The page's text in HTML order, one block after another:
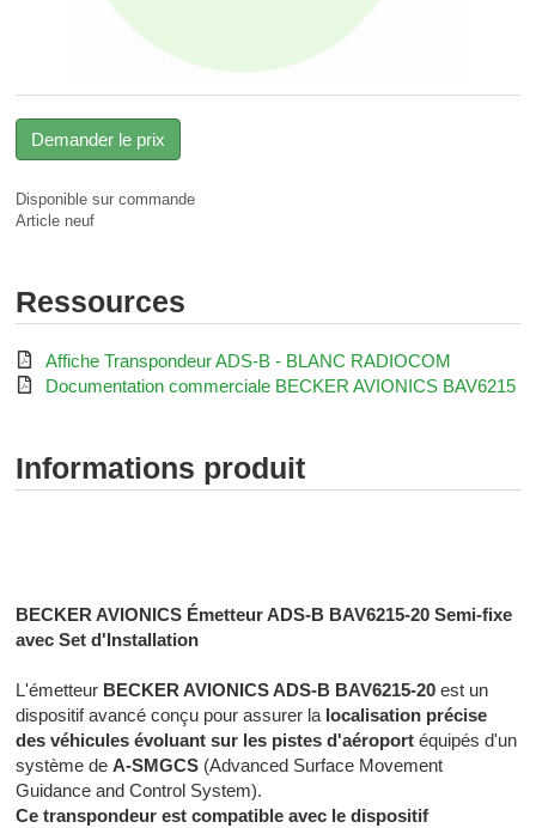
Demander le prix
Disponible sur commande
Article neuf
Ressources
 Affiche Transpondeur ADS-B - BLANC RADIOCOM
 Documentation commerciale BECKER AVIONICS BAV6215
Informations produit
BECKER AVIONICS Émetteur ADS-B BAV6215-20 Semi-fixe
avec Set d'Installation
L'émetteur BECKER AVIONICS ADS-B BAV6215-20 est un
dispositif avancé conçu pour assurer la localisation précise
des véhicules évoluant sur les pistes d'aéroport équipés d'un
système deA-SMGCS (Advanced Surface Movement
Guidance and Control System).
Ce transpondeur est compatible avec le dispositif